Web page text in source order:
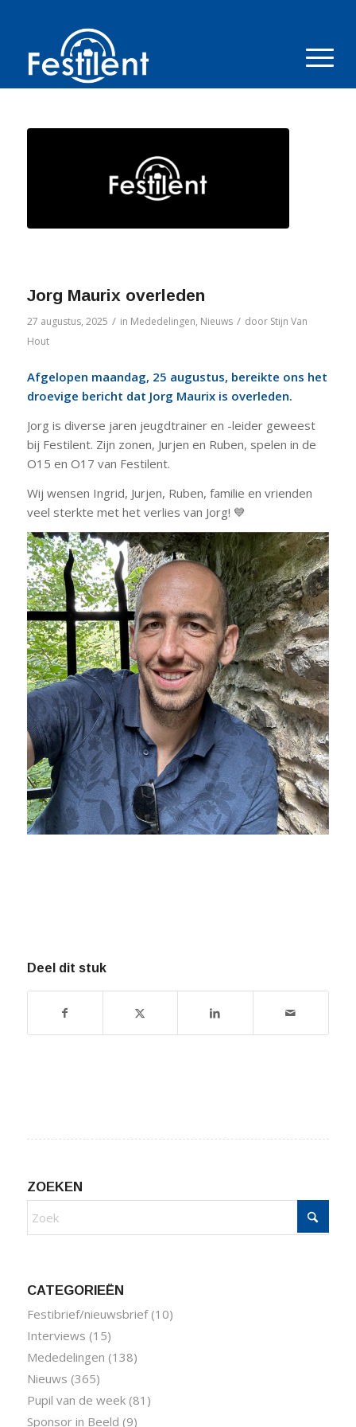
Jorg Maurix overleden
27 augustus, 2025 / in Mededelingen, Nieuws / door Stijn Van
Hout
Afgelopen maandag, 25 augustus, bereikte ons het
droevige bericht dat Jorg Maurix is overleden.
Jorg is diverse jaren jeugdtrainer en -leider geweest
bij Festilent. Zijn zonen, Jurjen en Ruben, spelen in de
O15 en O17 van Festilent.
Wij wensen Ingrid, Jurjen, Ruben, familie en vrienden
veel sterkte met het verlies van Jorg! 💙
Deel dit stuk
ZOEKEN
CATEGORIEËN
Festibrief/nieuwsbrief(10)
Interviews (15)
Mededelingen (138)
Nieuws (365)
Pupil van de week(81)
Sponsor in Beeld (9)